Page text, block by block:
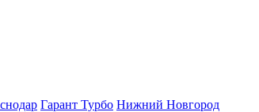
Гарант Турбо Нижний Новгород